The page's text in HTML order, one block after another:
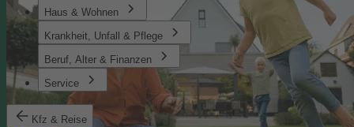
Haus & Wohnen
Krankheit, Unfall & Pflege
Beruf, Alter & Finanzen
Service
Kfz & Reise